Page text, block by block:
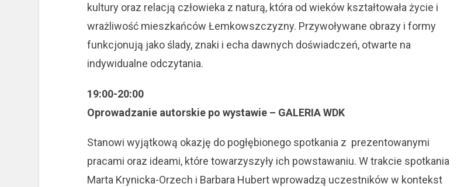
kultury oraz relacją człowieka z naturą, która od wieków kształtowała życie i
wrażliwość mieszkańców Łemkowszczyzny. Przywoływane obrazy i formy
funkcjonują jako ślady, znaki i echa dawnych doświadczeń, otwarte na
indywidualne odczytania.
19:00-20:00
Oprowadzanie autorskie po wystawie – GALERIA WDK
Stanowi wyjątkową okazję do pogłębionego spotkania z prezentowanymi
pracami oraz ideami, które towarzyszyły ich powstawaniu. W trakcie spotkania
Marta Krynicka-Orzech i Barbara Hubert wprowadzą uczestników w kontekst